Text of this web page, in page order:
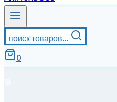
поиск товаров...
0